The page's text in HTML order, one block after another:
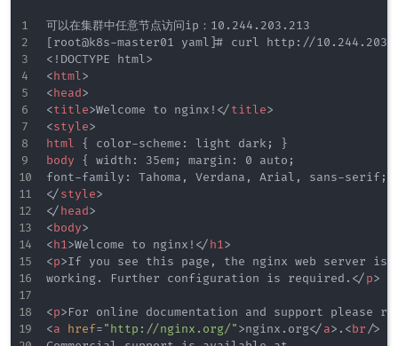
可以在集群中任意节点访问ip：10.244.203.213
<! DOCTYPE html>
<html>
<head>
<title>Welcome to nginx! </title>
<style>
html
{ color-scheme : light dark;
}
body
{ width : 35em; margin : 0 auto ;
font-family : Tahoma , Verdana , Arial , sans-serif;
</style>
</head>
<body>
<h1>Welcome to nginx! </h1>
<p>If you see this page, the nginx web server is
working. Further configuration is required. </p>
<p>
<a href="http://nginx.org/">nginx.org</a> . <br/>